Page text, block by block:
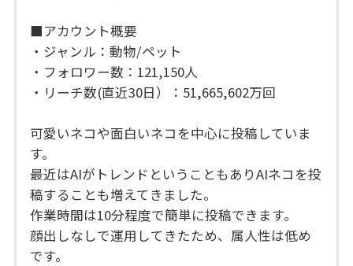
■アカウント概要
・ジャンル：動物/ペット
・フォロワー数：121,150人
・リーチ数(直近30日）：51,665,602万回
可愛いネコや面白いネコを中心に投稿していま
す。
最近はAIがトレンドということもありAIネコを投
稿することも増えてきました。
作業時間は10分程度で簡単に投稿できます。
顔出しなしで運用してきたため、属人性は低め
です。